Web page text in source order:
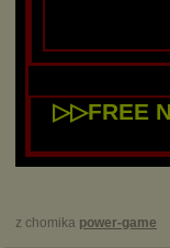
▷▷FREE
z chomika power-game